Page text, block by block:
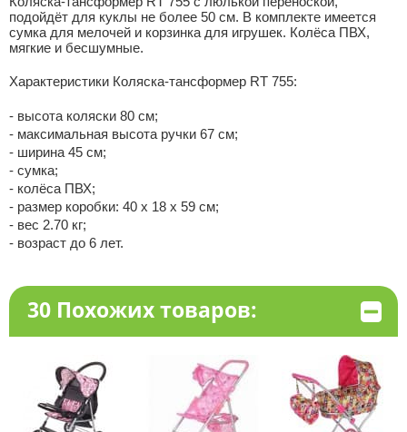
подойдёт для куклы не более 50 см. В комплекте имеется
сумка для мелочей и корзинка для игрушек. Колёса ПВХ,
мягкие и бесшумные.
Характеристики Коляска-тансформер RT 755:
- высота коляски 80 см;
- максимальная высота ручки 67 см;
- ширина 45 см;
- сумка;
- колёса ПВХ;
- размер коробки: 40 х 18 х 59 см;
- вес 2.70 кг;
- возраст до 6 лет.
30 Похожих товаров: